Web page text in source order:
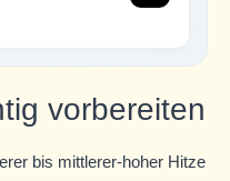
vorbereiten
bis mittlerer-hoher Hitze